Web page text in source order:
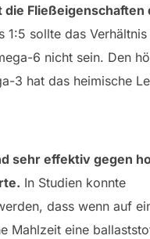
Fließeigenschaften
1:5 sollte das
6 nicht sein. Den
3 hat das heimische
sehr effektiv gegen
In Studien konnte
dass wenn auf
Mahlzeit eine